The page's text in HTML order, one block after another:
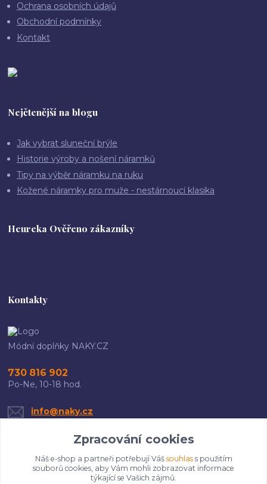
Ochrana osobních údajů
Obchodní podmínky
Kontakt
Nejčtenější na blogu
Jak vybrat sluneční brýle
Historie výroby a nošení náramků
Tipy na výběr náramku na ruku
Kožené náramky pro muže - nestárnoucí klasika
Heureka Ověřeno zákazníky
Kontakty
Módní doplňky NAKY.CZ
730 816 902
Po-Ne, 10-18 hod.
info@naky.cz
Zpracování cookies
Náš e-shop a partneři potřebují Váš souhlass použitím
souborů cookies, aby Vám mohli zobrazovat informace
týkající se Vašich zájmů.